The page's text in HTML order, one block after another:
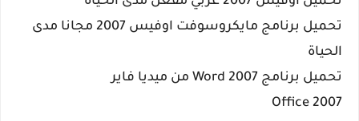
تحميل برنامج مايكروسوفت اوفيس 2007 مجانا مدى
الحياة
تحميل برنامج Word 2007 من ميديا فاير
Office 2007